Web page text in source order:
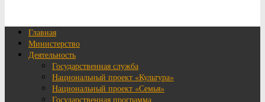
Главная
Министерство
Деятельность
Государственная служба
Национальный проект «Культура»
Национальный проект «Семья»
Государственная программа